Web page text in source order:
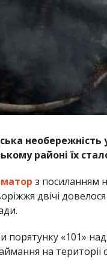
необережність
районі їх
з посиланням
двічі
порятунку «101»
на території